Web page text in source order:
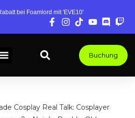
bei Foamlord mit 'EVE10'
Buchung